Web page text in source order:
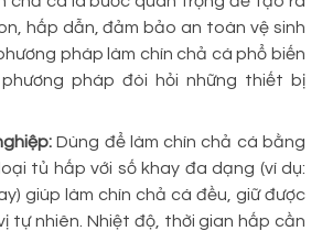
hấp dẫn, đảm bảo an toàn vệ sinh
pháp làm chín chả cá phổ biến
pháp đòi hỏi những thiết bị
Dùng để làm chín chả cá bằng
tủ hấp với số khay đa dạng (ví dụ:
giúp làm chín chả cá đều, giữ được
tự nhiên. Nhiệt độ, thời gian hấp cần